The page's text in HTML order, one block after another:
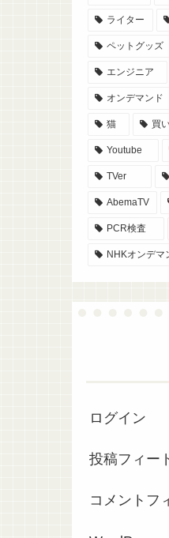
ライター
ペットグッズ
エンジニア
オンデマンド
猫 買
Youtube
TVer
AbemaTV
PCR検査
NHKオンデマ
ログイン
投稿フィー
コメントフ